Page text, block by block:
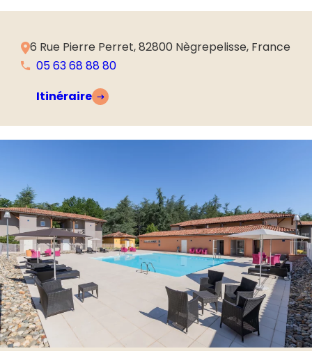
6 Rue Pierre Perret, 82800 Nègrepelisse, France
05 63 68 88 80
Itinéraire